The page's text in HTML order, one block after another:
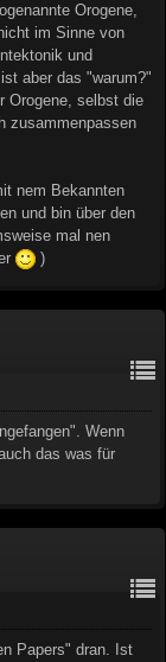
Orogene,
im Sinne von
und
aber das "warum?"
Orogene, selbst die
zusammenpassen
nem Bekannten
und bin über den
mal nen
)
Wenn
das was für
Papers" dran. Ist